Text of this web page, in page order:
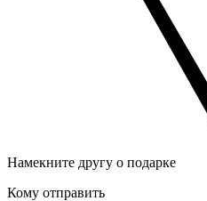
Намекните другу о подарке
Кому отправить